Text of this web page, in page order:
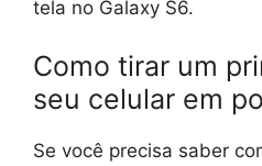
tela no Galaxy S6.
Como tirar um
seu celular em
Se você precisa saber